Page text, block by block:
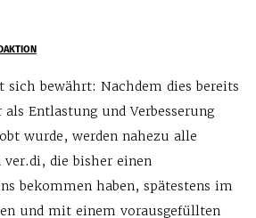
sich bewährt: Nachdem dies bereits
als Entlastung und Verbesserung
wurde, werden nahezu alle
die bisher einen
bekommen haben, spätestens im
und mit einem vorausgefüllten